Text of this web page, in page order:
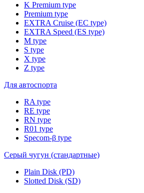
K Premium type
Premium type
EXTRA Cruise (EC type)
EXTRA Speed (ES type)
M type
S type
X type
Z type
Для автоспорта
RA type
RE type
RN type
R01 type
Specom-β type
Серый чугун (стандартные)
Plain Disk (PD)
Slotted Disk (SD)